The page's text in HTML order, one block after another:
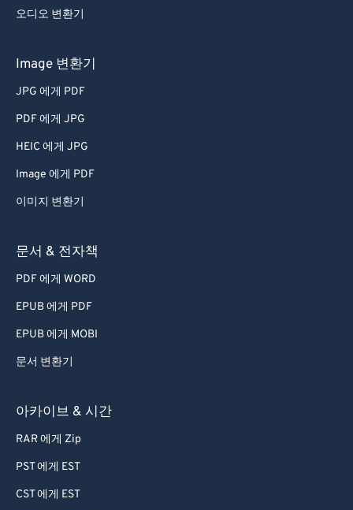
오디오 변환기
Image 변환기
JPG 에게 PDF
PDF 에게 JPG
HEIC 에게 JPG
Image 에게 PDF
이미지 변환기
문서 & 전자책
PDF 에게 WORD
EPUB 에게 PDF
EPUB 에게 MOBI
문서 변환기
아카이브 & 시간
RAR 에게 Zip
PST 에게 EST
CST 에게 EST